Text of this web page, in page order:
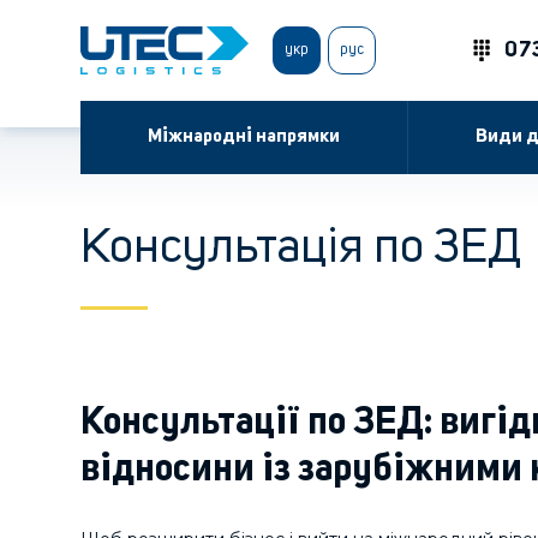
укр рус
Міжнародні напрямки Види
Консультація по ЗЕД
Консультації по ЗЕД:
відносини із зарубіжними